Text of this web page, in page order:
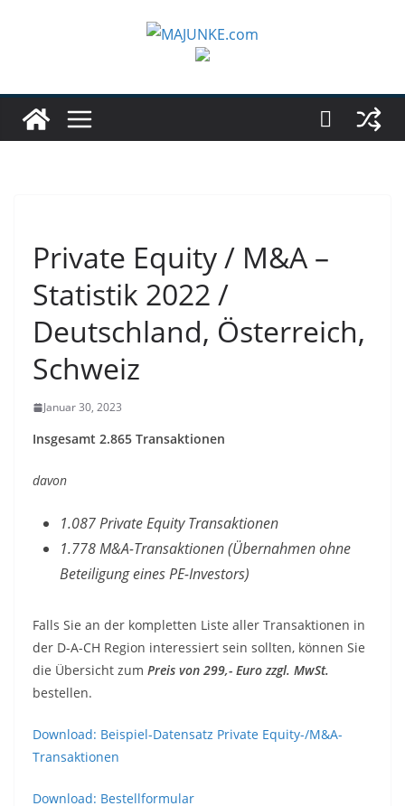
Private Equity / M&A –
Statistik 2022 /
Deutschland, Österreich,
Schweiz
Januar 30, 2023
Insgesamt 2.865 Transaktionen
davon
1.087 Private Equity Transaktionen
1.778 M&A-Transaktionen (Übernahmen ohne
Beteiligung eines PE-Investors)
Falls Sie an der kompletten Liste aller Transaktionen in
der D-A-CH Region interessiert sein sollten, können Sie
die Übersicht zum Preis von 299,- Euro zzgl. MwSt.
bestellen.
Download: Beispiel-Datensatz Private Equity-/M&A-
Transaktionen
Download: Bestellformular